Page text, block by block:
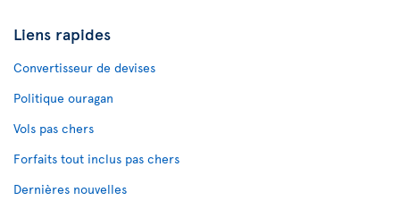
Liens rapides
Convertisseur de devises
Politique ouragan
Vols pas chers
Forfaits tout inclus pas chers
Dernières nouvelles